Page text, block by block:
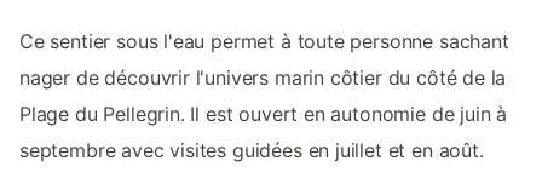
Ce sentier sous l'eau permet à toute personne sachant
nager de découvrir l'univers marin côtier du côté de la
Plage du Pellegrin. Il est ouvert en autonomie de juin à
septembre avec visites guidées en juillet et en août.